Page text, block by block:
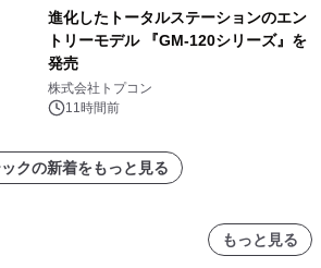
進化したトータルステーションのエン
トリーモデル 『GM-120シリーズ』を
発売
株式会社トプコン
11時間前
クの新着をもっと見る
もっと見る